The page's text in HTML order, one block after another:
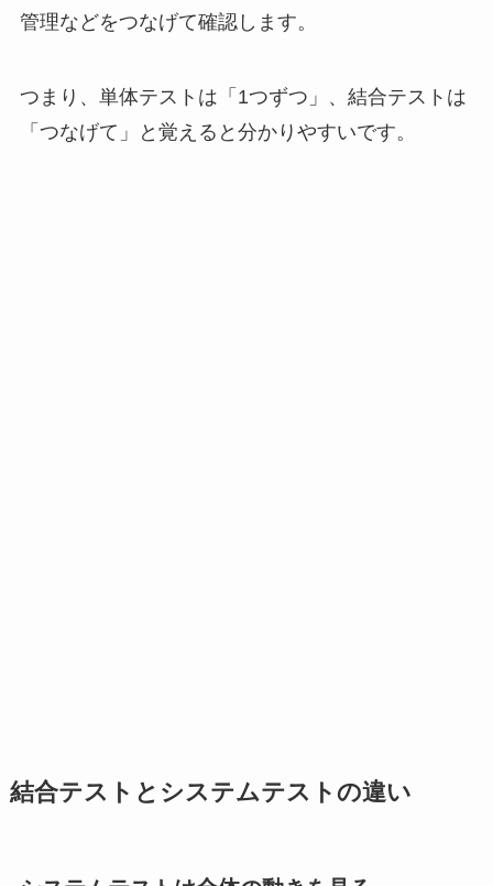
管理などをつなげて確認します。
つまり、単体テストは「1つずつ」、結合テストは
「つなげて」と覚えると分かりやすいです。
結合テストとシステムテストの違い